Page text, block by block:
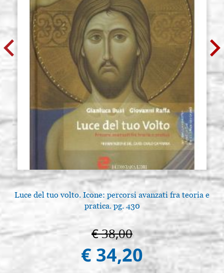
Luce del tuo volto. Icone: percorsi avanzati fra teoria e
pratica. pg. 430
€ 38,00
€ 34,20